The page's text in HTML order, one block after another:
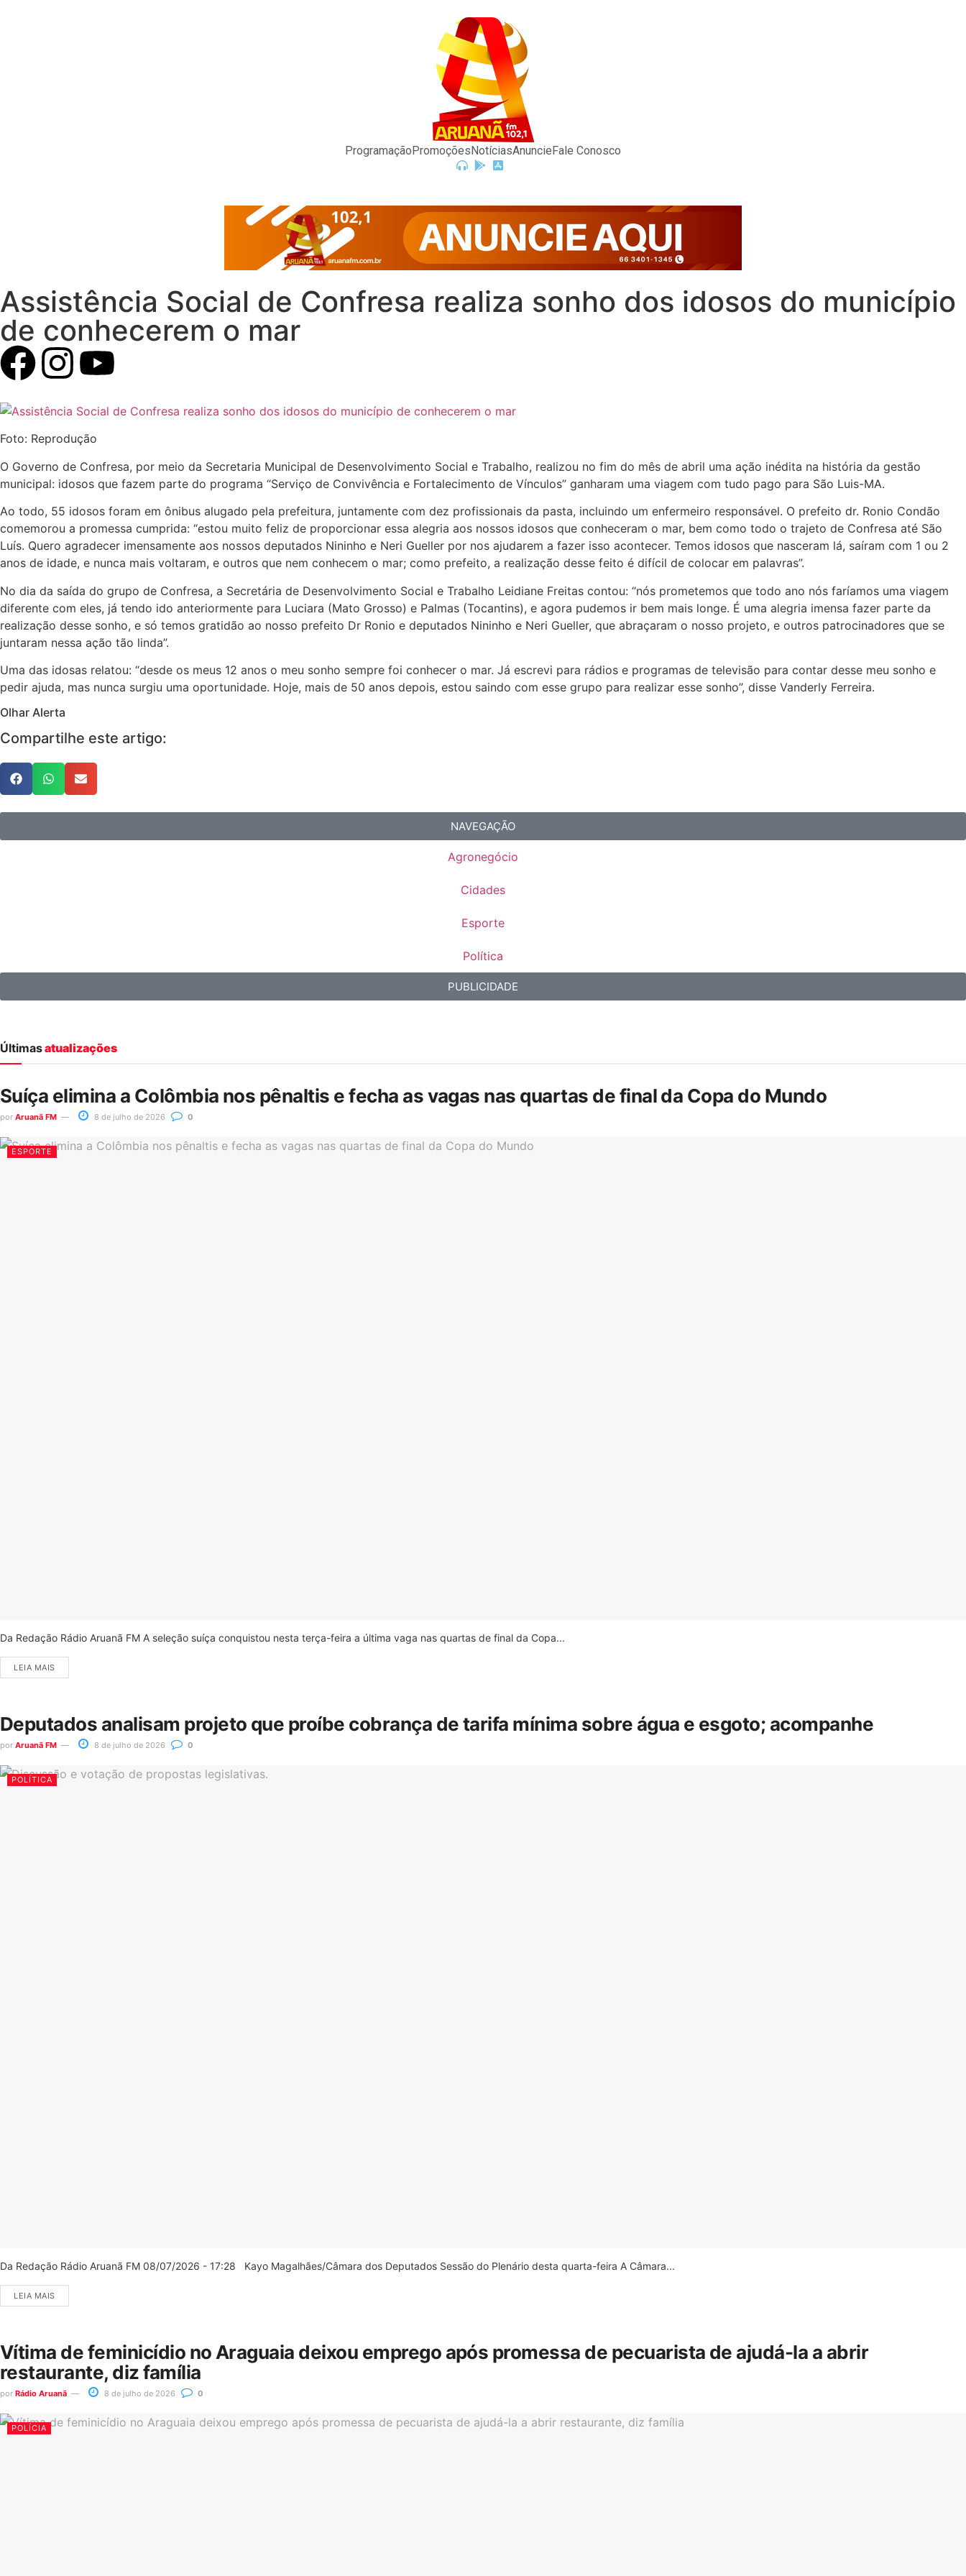
ProgramaçãoPromoçõesNotíciasAnuncieFale Conosco
Assistência Social de Confresa realiza sonho dos idosos do município
de conhecerem o mar
Foto: Reprodução
O Governo de Confresa, por meio da Secretaria Municipal de Desenvolvimento Social e Trabalho, realizou no fim do mês de abril uma ação inédita na história da gestão
municipal: idosos que fazem parte do programa “Serviço de Convivência e Fortalecimento de Vínculos” ganharam uma viagem com tudo pago para São Luis-MA.
Ao todo, 55 idosos foram em ônibus alugado pela prefeitura, juntamente com dez profissionais da pasta, incluindo um enfermeiro responsável. O prefeito dr. Ronio Condão
comemorou a promessa cumprida: “estou muito feliz de proporcionar essa alegria aos nossos idosos que conheceram o mar, bem como todo o trajeto de Confresa até São
Luís. Quero agradecer imensamente aos nossos deputados Nininho e Neri Gueller por nos ajudarem a fazer isso acontecer. Temos idosos que nasceram lá, saíram com 1 ou 2
anos de idade, e nunca mais voltaram, e outros que nem conhecem o mar; como prefeito, a realização desse feito é difícil de colocar em palavras”.
No dia da saída do grupo de Confresa, a Secretária de Desenvolvimento Social e Trabalho Leidiane Freitas contou: “nós prometemos que todo ano nós faríamos uma viagem
diferente com eles, já tendo ido anteriormente para Luciara (Mato Grosso) e Palmas (Tocantins), e agora pudemos ir bem mais longe. É uma alegria imensa fazer parte da
realização desse sonho, e só temos gratidão ao nosso prefeito Dr Ronio e deputados Nininho e Neri Gueller, que abraçaram o nosso projeto, e outros patrocinadores que se
juntaram nessa ação tão linda”.
Uma das idosas relatou: “desde os meus 12 anos o meu sonho sempre foi conhecer o mar. Já escrevi para rádios e programas de televisão para contar desse meu sonho e
pedir ajuda, mas nunca surgiu uma oportunidade. Hoje, mais de 50 anos depois, estou saindo com esse grupo para realizar esse sonho”, disse Vanderly Ferreira.
Olhar Alerta
Compartilhe este artigo:
NAVEGAÇÃO
Agronegócio
Cidades
Esporte
Política
PUBLICIDADE
Últimasatualizações
Suíça elimina a Colômbia nos pênaltis e fecha as vagas nas quartas de final da Copa do Mundo
por Aruanã FM 8 de julho de 2026 0
ESPORTE
Da Redação Rádio Aruanã FM A seleção suíça conquistou nesta terça-feira a última vaga nas quartas de final da Copa...
LEIA MAIS
Deputados analisam projeto que proíbe cobrança de tarifa mínima sobre água e esgoto; acompanhe
por Aruanã FM 8 de julho de 2026 0
POLÍTICA
Da Redação Rádio Aruanã FM 08/07/2026 - 17:28 Kayo Magalhães/Câmara dos Deputados Sessão do Plenário desta quarta-feira A Câmara...
LEIA MAIS
Vítima de feminicídio no Araguaia deixou emprego após promessa de pecuarista de ajudá-la a abrir
restaurante, diz família
por Rádio Aruanã 8 de julho de 2026 0
POLÍCIA